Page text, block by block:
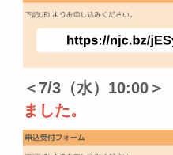
＜7/3（水）10:00＞
ました。